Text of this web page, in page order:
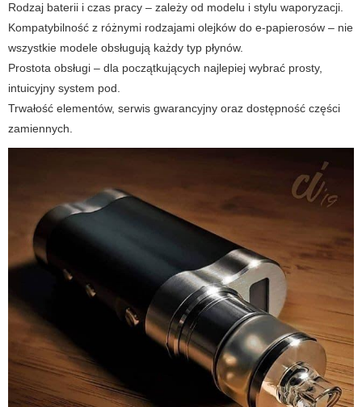
Rodzaj baterii i czas pracy – zależy od modelu i stylu waporyzacji.
Kompatybilność z różnymi rodzajami olejków do e-papierosów – nie
wszystkie modele obsługują każdy typ płynów.
Prostota obsługi – dla początkujących najlepiej wybrać prosty,
intuicyjny system pod.
Trwałość elementów, serwis gwarancyjny oraz dostępność części
zamiennych.